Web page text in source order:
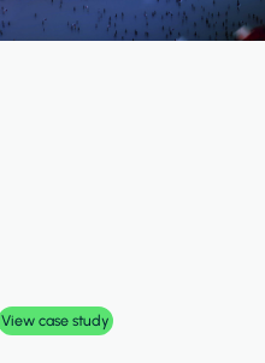
View case study